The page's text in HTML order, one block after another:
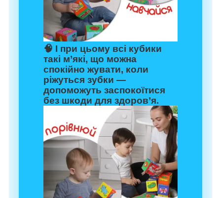
🧠 І при цьому всі кубики
такі м’які, що можна
спокійно жувати, коли
ріжуться зубки —
допоможуть заспокоїтися
без шкоди для здоров’я.